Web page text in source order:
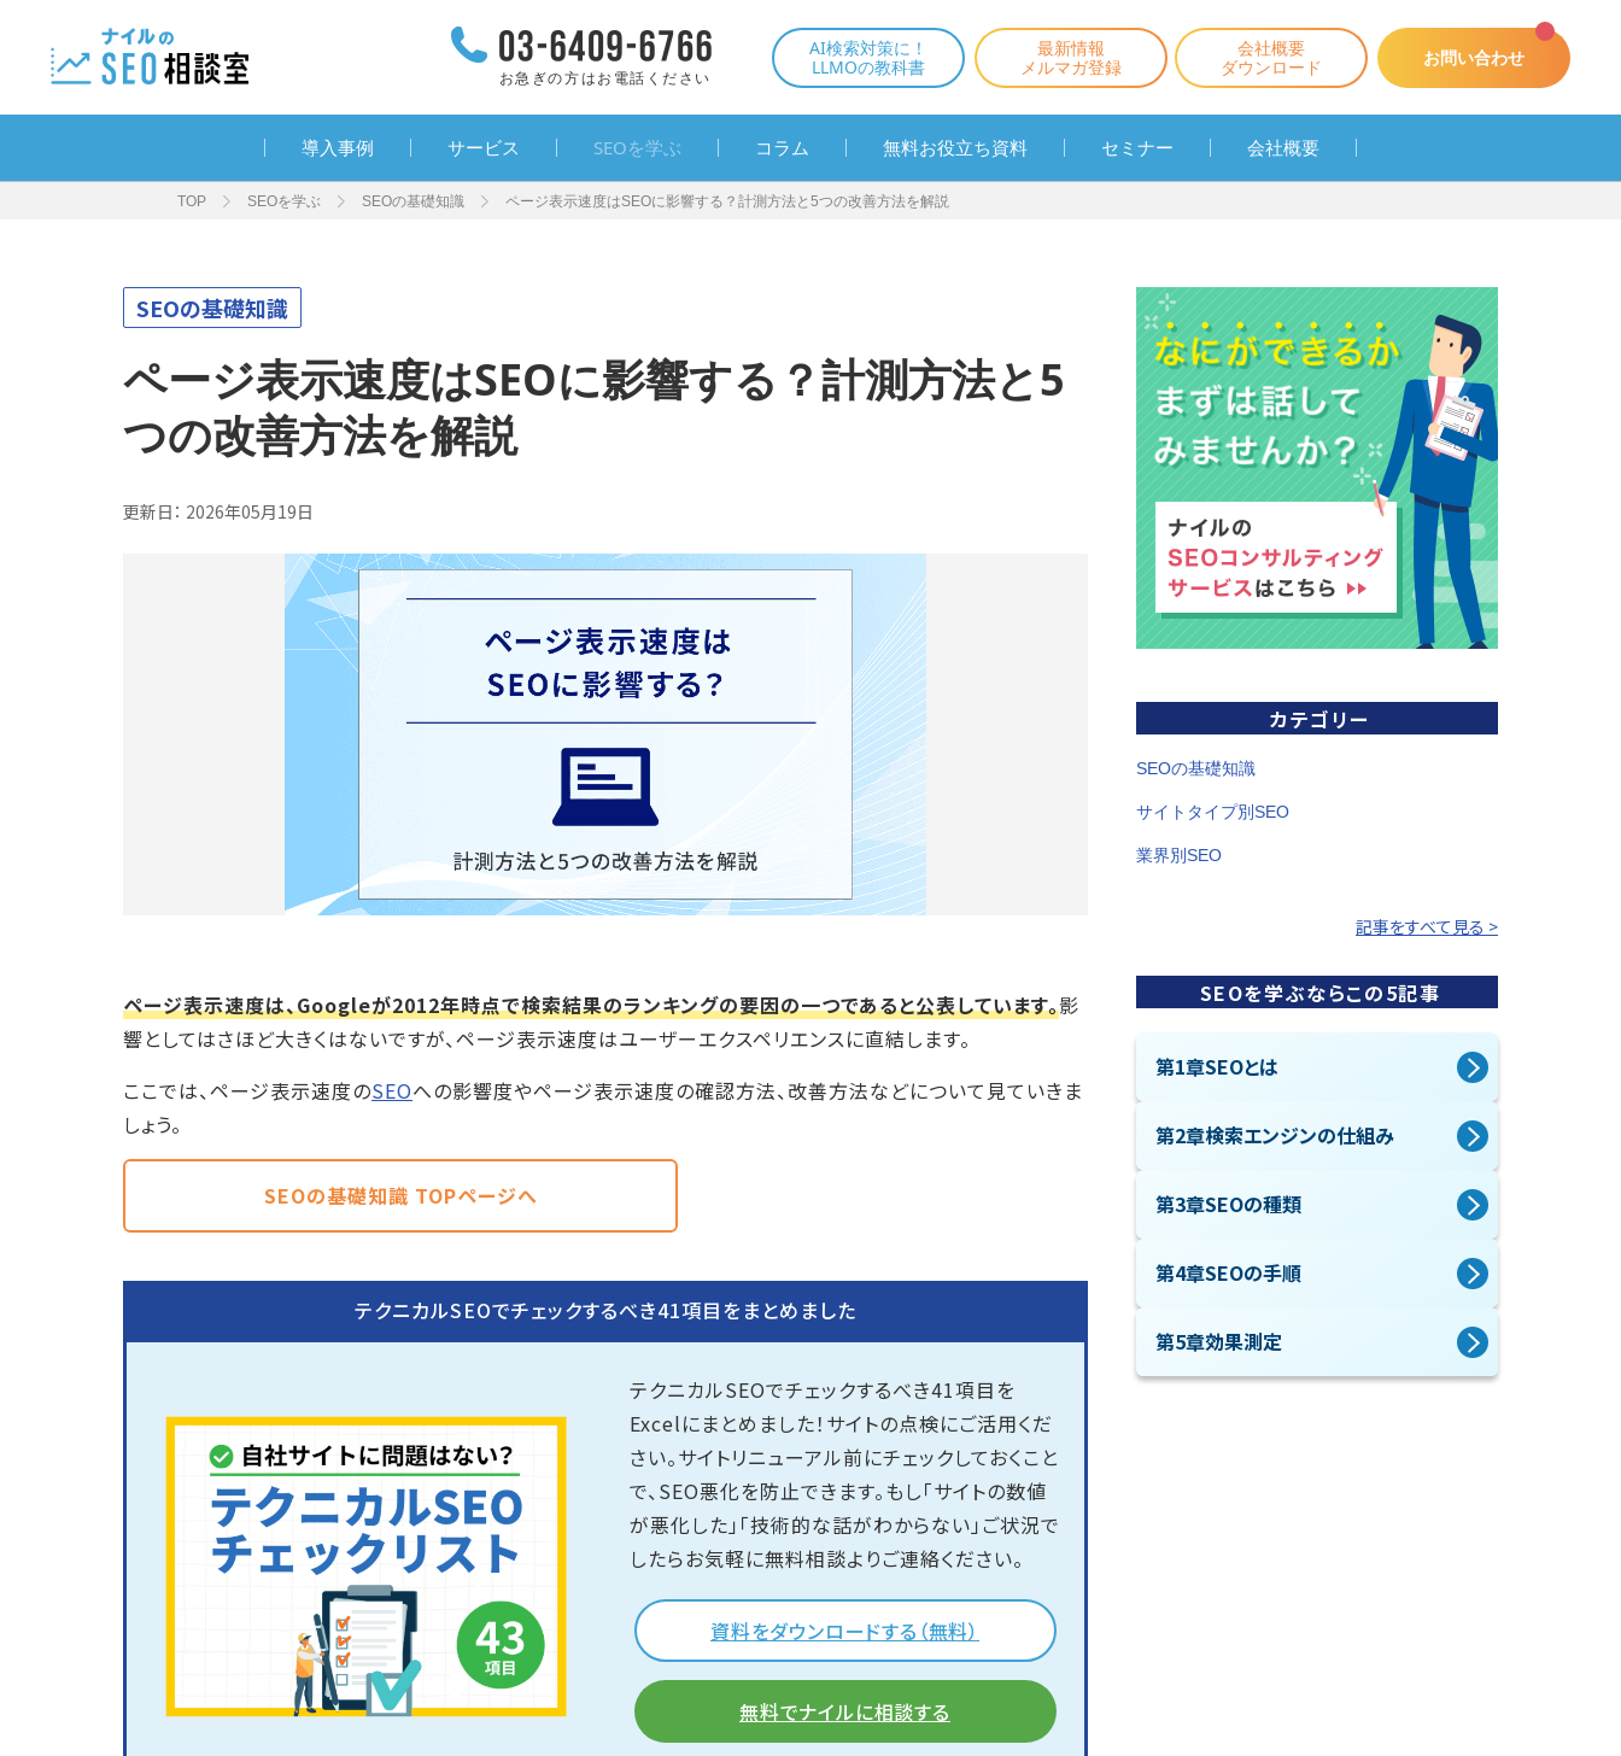
お急ぎの方はお電話ください
AI検索対策に！
LLMOの教科書
最新情報
メルマガ登録
会社概要
ダウンロード
お問い合わせ
導入事例 サービス SEOを学ぶ コラム 無料お役立ち資料 セミナー 会社概要
TOP SEOを学ぶ SEOの基礎知識 ページ表示速度はSEOに影響する？計測方法と5つの改善方法を解説
SEOの基礎知識
ページ表示速度はSEOに影響する？計測方法と5
つの改善方法を解説
更新日： 2026年05月19日
ページ表示速度は、Googleが2012年時点で検索結果のランキングの要因の一つであると公表しています。影
響としてはさほど大きくはないですが、ページ表示速度はユーザーエクスペリエンスに直結します。
ここでは、ページ表示速度のSEOへの影響度やページ表示速度の確認方法、改善方法などについて見ていきま
しょう。
SEOの基礎知識 TOPページへ
テクニカルSEOでチェックするべき41項目をまとめました
テクニカルSEOでチェックするべき41項目を
Excelにまとめました！サイトの点検にご活用くだ
さい。サイトリニューアル前にチェックしておくこと
で、SEO悪化を防止できます。もし「サイトの数値
が悪化した」「技術的な話がわからない」ご状況で
したらお気軽に無料相談よりご連絡ください。
資料をダウンロードする（無料）
無料でナイルに相談する
カテゴリー
SEOの基礎知識
サイトタイプ別SEO
業界別SEO
記事をすべて見る >
SEOを学ぶならこの5記事
第1章SEOとは
第2章検索エンジンの仕組み
第3章SEOの種類
第4章SEOの手順
第5章効果測定